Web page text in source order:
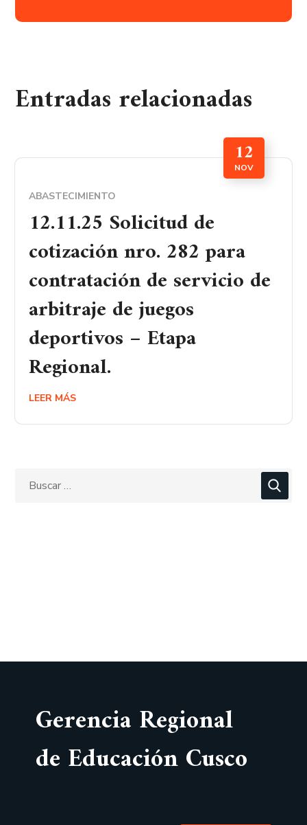
Entradas relacionadas
12
NOV
ABASTECIMIENTO
12.11.25 Solicitud de
cotización nro. 282 para
contratación de servicio de
arbitraje de juegos
deportivos – Etapa
Regional.
LEER MÁS
Gerencia Regional
de Educación Cusco